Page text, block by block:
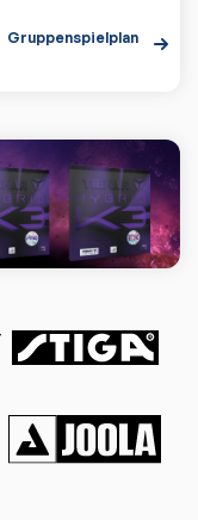
Gruppenspielplan